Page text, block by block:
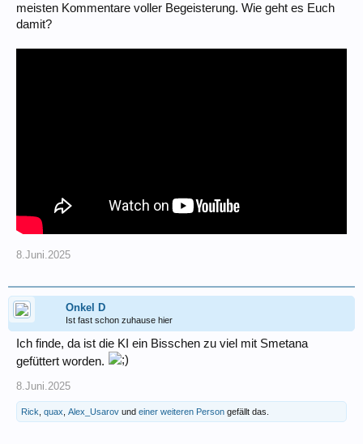
meisten Kommentare voller Begeisterung. Wie geht es Euch
damit?
8.Juni.2025
Onkel D
Ist fast schon zuhause hier
Ich finde, da ist die KI ein Bisschen zu viel mit Smetana
gefüttert worden.
8.Juni.2025
Rick quax Alex_Usarov und einer weiteren Person gefällt das.